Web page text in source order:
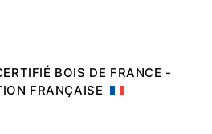
BOIS DE FRANCE -
FRANÇAISE